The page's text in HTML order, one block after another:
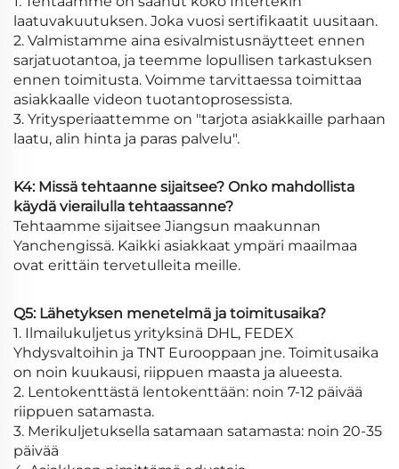
laatuvakuutuksen. Joka vuosi sertifikaatit uusitaan.
2. Valmistamme aina esivalmistusnäytteet ennen
sarjatuotantoa, ja teemme lopullisen tarkastuksen
ennen toimitusta. Voimme tarvittaessa toimittaa
asiakkaalle videon tuotantoprosessista.
3. Yritysperiaattemme on "tarjota asiakkaille parhaan
laatu, alin hinta ja paras palvelu".
K4: Missä tehtaanne sijaitsee? Onko mahdollista
käydä vierailulla tehtaassanne?
Tehtaamme sijaitsee Jiangsun maakunnan
Yanchengissä. Kaikki asiakkaat ympäri maailmaa
ovat erittäin tervetulleita meille.
Q5: Lähetyksen menetelmä ja toimitusaika?
1. Ilmailukuljetus yrityksinä DHL, FEDEX
Yhdysvaltoihin ja TNT Eurooppaan jne. Toimitusaika
on noin kuukausi, riippuen maasta ja alueesta.
2. Lentokenttästä lentokenttään: noin 7-12 päivää
riippuen satamasta.
3. Merikuljetuksella satamaan satamasta: noin 20-35
päivää